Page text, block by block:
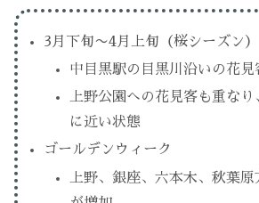
3月下旬〜4月上旬（桜シーズン）
中目黒駅の目黒川沿いの花見
上野公園への花見客も重な
に近い状態
ゴールデンウィーク
上野、銀座、六本木、秋葉